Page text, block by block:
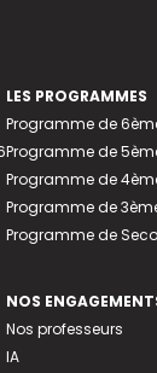
LES PROGRAMMES
Programme de
Programme de
Programme de
Programme de
Programme de
NOS
Nos professeurs
IA